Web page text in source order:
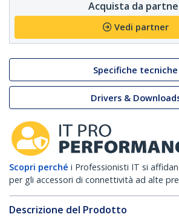
Acquista da
Vedi partner
Specifiche tecniche
Drivers &
Scopri perché i Professionisti IT si
per gli accessori di connettività ad alte
Descrizione del Prodotto